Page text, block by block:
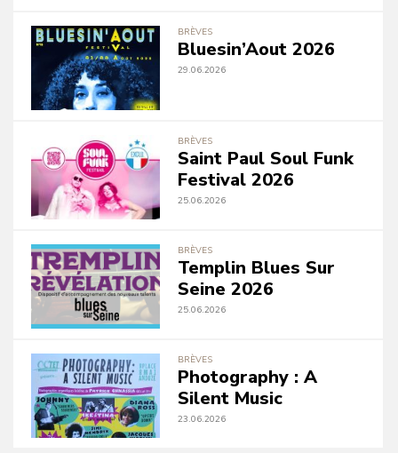
BRÈVES
Bluesin’Aout 2026
29.06.2026
BRÈVES
Saint Paul Soul Funk
Festival 2026
25.06.2026
BRÈVES
Templin Blues Sur
Seine 2026
25.06.2026
BRÈVES
Photography : A
Silent Music
23.06.2026